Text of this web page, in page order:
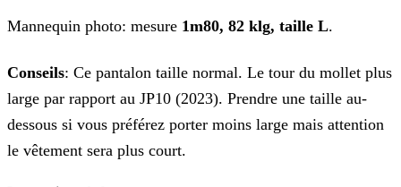
Mannequin photo: mesure 1m80, 82 klg, taille L.
Conseils: Ce pantalon taille normal. Le tour du mollet plus
large par rapport au JP10 (2023). Prendre une taille au-
dessous si vous préférez porter moins large mais attention
le vêtement sera plus court.